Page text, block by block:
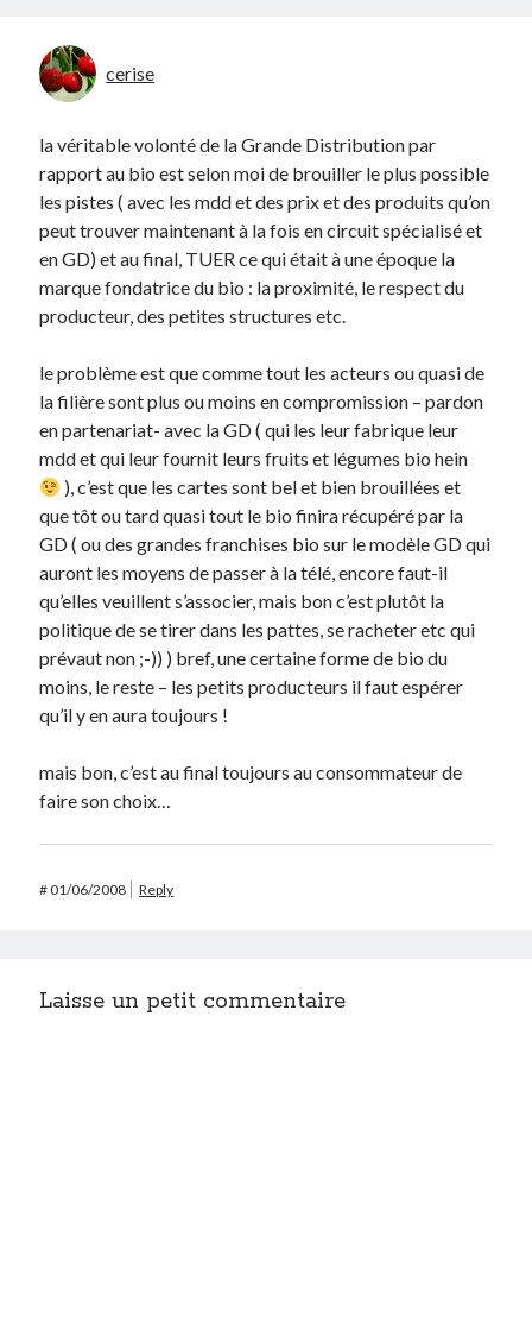
cerise
la véritable volonté de la Grande Distribution par
rapport au bio est selon moi de brouiller le plus possible
les pistes ( avec les mdd et des prix et des produits qu’on
peut trouver maintenant à la fois en circuit spécialisé et
en GD) et au final, TUER ce qui était à une époque la
marque fondatrice du bio : la proximité, le respect du
producteur, des petites structures etc.
le problème est que comme tout les acteurs ou quasi de
la filière sont plus ou moins en compromission – pardon
en partenariat- avec la GD ( qui les leur fabrique leur
mdd et qui leur fournit leurs fruits et légumes bio hein
), c’est que les cartes sont bel et bien brouillées et
que tôt ou tard quasi tout le bio finira récupéré par la
GD ( ou des grandes franchises bio sur le modèle GD qui
auront les moyens de passer à la télé, encore faut-il
qu’elles veuillent s’associer, mais bon c’est plutôt la
politique de se tirer dans les pattes, se racheter etc qui
prévaut non ;-)) ) bref, une certaine forme de bio du
moins, le reste – les petits producteurs il faut espérer
qu’il y en aura toujours !
mais bon, c’est au final toujours au consommateur de
faire son choix…
#01/06/2008 Reply
Laisse un petit commentaire